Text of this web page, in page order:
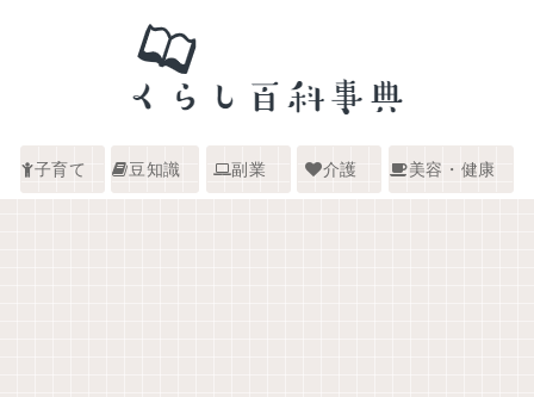
子育て 豆知識 副業 介護 美容・健康